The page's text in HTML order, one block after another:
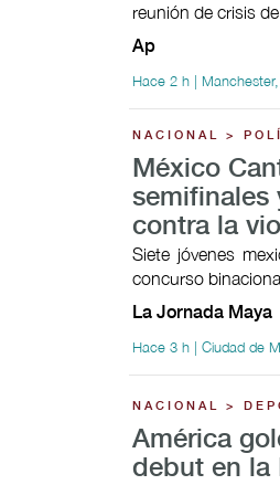
reunión de crisis
Ap
Hace 2 h |
NACIONAL >
México
semifinales
contra la
Siete jóvenes
concurso
La Jornada Maya
Hace 3 h | Ciudad de
NACIONAL >
América
debut en la